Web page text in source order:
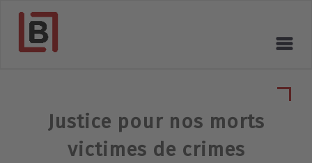
Justice pour nos morts
victimes de crimes